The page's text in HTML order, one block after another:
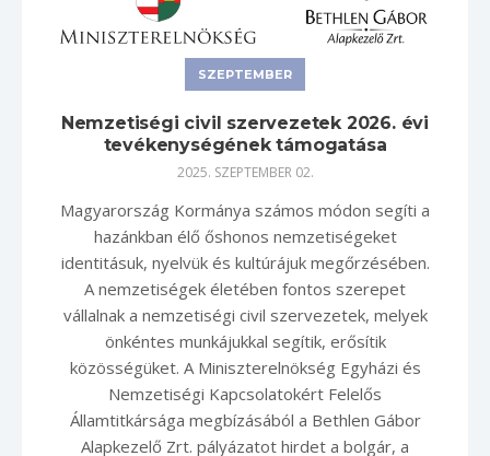
SZEPTEMBER
Nemzetiségi civil szervezetek 2026. évi
tevékenységének támogatása
2025. SZEPTEMBER 02.
Magyarország Kormánya számos módon segíti a
hazánkban élő őshonos nemzetiségeket
identitásuk, nyelvük és kultúrájuk megőrzésében.
A nemzetiségek életében fontos szerepet
vállalnak a nemzetiségi civil szervezetek, melyek
önkéntes munkájukkal segítik, erősítik
közösségüket. A Miniszterelnökség Egyházi és
Nemzetiségi Kapcsolatokért Felelős
Államtitkársága megbízásából a Bethlen Gábor
Alapkezelő Zrt. pályázatot hirdet a bolgár, a